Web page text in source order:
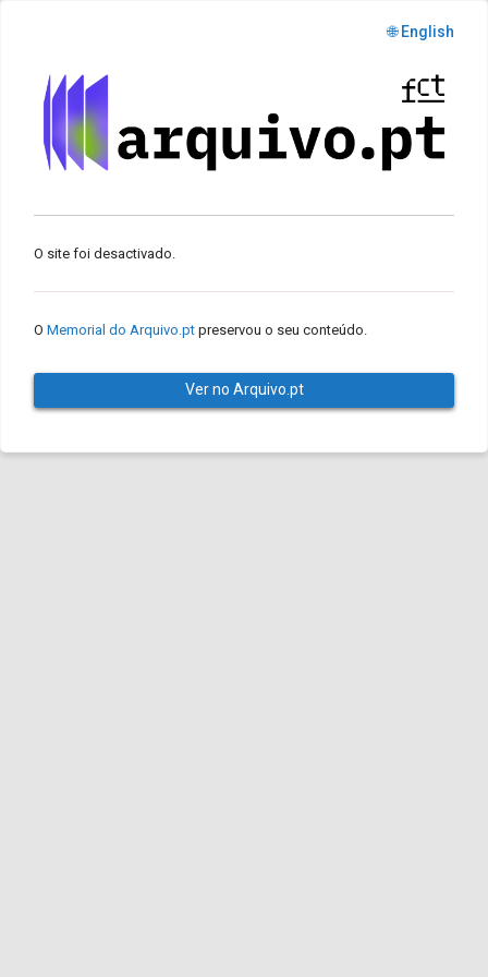
🌐 English
O site foi desactivado.
O Memorial do Arquivo.pt preservou o seu conteúdo.
Ver no Arquivo.pt